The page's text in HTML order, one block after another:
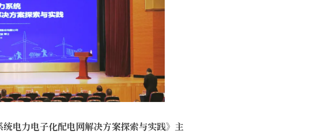
统电力电子化配电网解决方案探索与实践》主